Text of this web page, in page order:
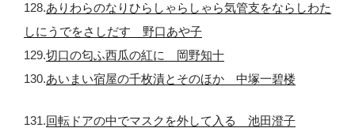
128.ありわらのなりひらしゃらしゃら気管支をならしわた
しにうでをさしだす 野口あや子
129.切口の匂ふ西瓜の紅に 岡野知十
130.あいまい宿屋の千枚漬とそのほか 中塚一碧楼
131.回転ドアの中でマスクを外して入る 池田澄子